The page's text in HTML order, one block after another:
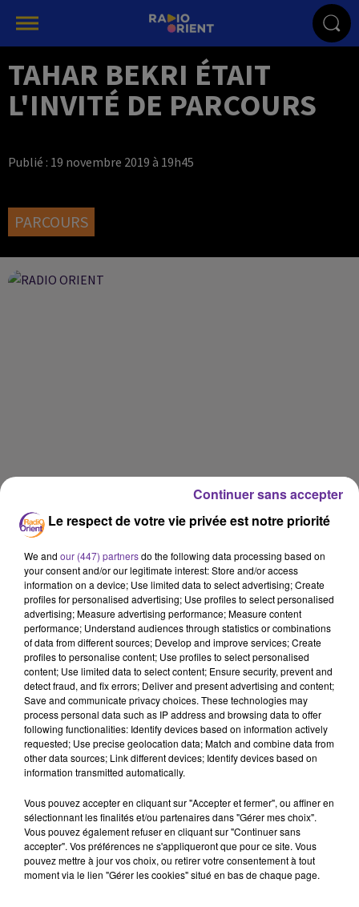
TAHAR BEKRI ÉTAIT
L'INVITÉ DE PARCOURS
Publié : 19 novembre 2019 à 19h45
PARCOURS
PARCOURS
19 novembre 2019 - 40 min 2 sec
TAHAR BEKRI ÉTAIT L'INVITÉ DE PARCOURS
PARCOURS
Le poète franco-tunisienTahar Bekriétait l'invité de
Parcours le mardi 19 novembre 2019.
Le respect de votre vie privée est notre priorité
We and our (447) partnersdo the following data processing based on
your consent and/or our legitimate interest: Store and/or access
information on a device; Use limited data to select advertising; Create
profiles for personalised advertising; Use profiles to select personalised
advertising; Measure advertising performance; Measure content
performance; Understand audiences through statistics or combinations
of data from different sources; Develop and improve services; Create
profiles to personalise content; Use profiles to select personalised
content; Use limited data to select content; Ensure security, prevent and
detect fraud, and fix errors; Deliver and present advertising and content;
Save and communicate privacy choices. These technologies may
process personal data such as IP address and browsing data to offer
following functionalities: Identify devices based on information actively
requested; Use precise geolocation data; Match and combine data from
other data sources; Link different devices; Identify devices based on
information transmitted automatically.
Vous pouvez accepter en cliquant sur "Accepter et fermer", ou affiner en
sélectionnant les finalités et/ou partenaires dans "Gérer mes choix".
Vous pouvez également refuser en cliquant sur "Continuer sans
accepter". Vos préférences ne s'appliqueront que pour ce site. Vous
pouvez mettre à jour vos choix, ou retirer votre consentement à tout
moment via le lien "Gérer les cookies" situé en bas de chaque page.
Continuer sans accepter